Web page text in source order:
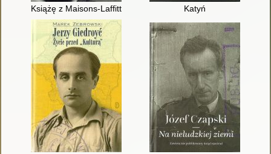
Książę z Maisons-Laffitte Katyń